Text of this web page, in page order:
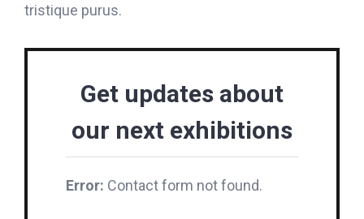
tristique purus.
Get updates about
our next exhibitions
Error: Contact form not found.